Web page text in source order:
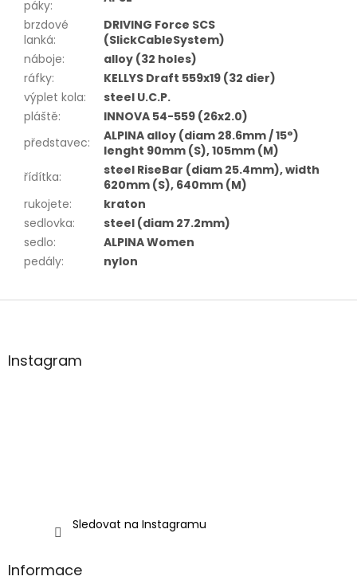
páky:
brzdové
lanká:
DRIVING Force SCS
(SlickCableSystem)
náboje:
alloy (32 holes)
ráfky:
KELLYS Draft 559x19 (32 dier)
výplet kola:
steel U.C.P.
pláště:
INNOVA 54-559 (26x2.0)
představec:
ALPINA alloy (diam 28.6mm / 15°)
lenght 90mm (S), 105mm (M)
řídítka:
steel RiseBar (diam 25.4mm), width
620mm (S), 640mm (M)
rukojete:
kraton
sedlovka:
steel (diam 27.2mm)
sedlo:
ALPINA Women
pedály: nylon
Z
aInstagram
Sledovat na Instagramu
Informace